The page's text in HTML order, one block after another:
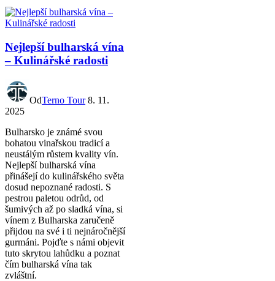
Nejlepší bulharská vína
– Kulinářské radosti
OdTerno Tour 8. 11.
2025
Bulharsko je známé svou
bohatou vinařskou tradicí a
neustálým růstem kvality vín.
Nejlepší bulharská vína
přinášejí do kulinářského světa
dosud nepoznané radosti. S
pestrou paletou odrůd, od
šumivých až po sladká vína, si
vínem z Bulharska zaručeně
přijdou na své i ti nejnáročnější
gurmáni. Pojďte s námi objevit
tuto skrytou lahůdku a poznat
čím bulharská vína tak
zvláštní.